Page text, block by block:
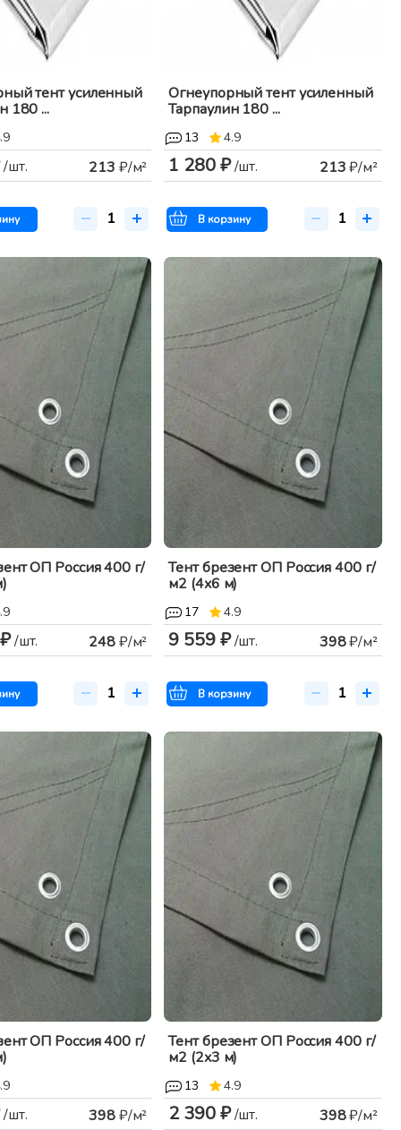
тент усиленный
180 ...
/шт. 213 ₽/м²
Огнеупорный тент усиленный
Тарпаулин 180 ...
13 4.9
1 280 ₽/шт. 213₽/м²
В корзину
ОП Россия 400 г/
/шт. 248₽/м²
Тент брезент ОП Россия 400 г/
м2 (4x6 м)
17 4.9
9 559 ₽/шт. 398₽/м²
В корзину
ОП Россия 400 г/
/шт. 398₽/м²
Тент брезент ОП Россия 400 г/
м2 (2x3 м)
13 4.9
2 390 ₽/шт. 398₽/м²